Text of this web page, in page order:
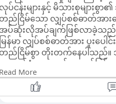
ကြောင်း အများကြီးဆွေးနွေ
ာ ကျေးလက်လျှပ်စစ်မီးမတည်င
ောက်ကျတာ၊ ကျေးရွာကျောင်း
ာတွေဟာ နှစ်ပေါင်းများစွာကြ
ေဖြစ်တယ်။ လယ်သမားတွေ ရှေ
အတွက် သီးနှံအထွက်နှုန်းနည်းပ
ာမကြာခဏဖြစ်တယ်။ ကျေးရွာက
င်ကြားရေးကိရိယာမရှိတဲ့အ
ေစာဖတ်လေ့လာဖို့အလွန်ခက်
ြီး ပျော်ရွှင်စေပါတယ်။
ျွန်မကို အထင်ကြီးစေခဲ့တာက
နေမှုပုံစံပါ။ တရုတ်နိုင်ငံမှာ နေ့စဉ်
မင်းစားခြင်းနဲ့ လက်မှတ်ဝယ်ယူ
ည်းနဲ့ လုပ်ဆောင်နိုင်ပြီး ငွေသာ
း။ စမတ်လမ်းညွှန်စနစ်၊ အွန်လိုင်း
ဒ်ဝင်ရောက်ခွင့်တို့သည် ဘဝ၏က
ားသည်။ ဤရင့်ကျက်သော ဒစ်
ပ်ငန်းများနှင့် မိသားစုများစွ
ည်ငြိမ်သော လျှပ်စစ်ဓာတ်အ
ပ်ဆုံးလိုအပ်ချက်ဖြစ်လာခဲ့သည်
ြန်မာ လျှပ်စစ်ဓာတ်အား ပူးပ
ည်ငြိမ်စွာ တိုးတက်နေပါသည်။
ေးစက်ရုံများ တည်ဆောက်ခြင်
ဆင့်မြှင့်တင်ခြင်းဖြင့် ဒေသခံရွာ
ကြည်စိတ်ချရသော လျှပ်စစ်ဓာ
က်ပျိုးရေးဆည်မြောင်းနှင့်
More